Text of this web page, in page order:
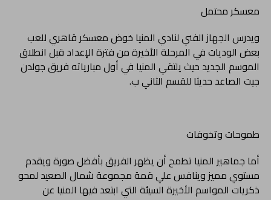
معسكر محتمل
ويدرس الجهاز الفني لنادي المنيا خوض معسكر قاهري للعب
بعض الوديات في المرحلة الأخيرة من فترة الإعداد قبل انطلاق
الموسم الجديد حيث يلتقي المنيا في أول مبارياته فريق جولدن
جيت الصاعد حديثا للقسم الثاني ب.
طموحات وتخوفات
أما جماهير المنيا تطمح أن يظهر الفريق بأفضل صورة ويقدم
مستوي مميز وينافس علي قمة مجموعة شمال الصعيد لمحو
ذكريات المواسم الأخيرة السيئة التي ابتعد فيها المنيا عن